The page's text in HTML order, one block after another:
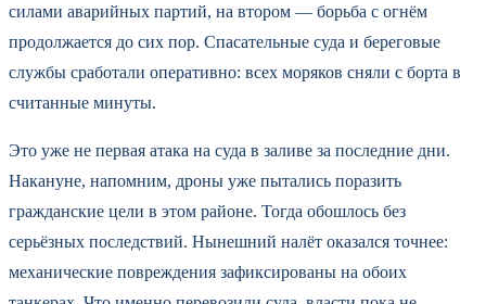
силами аварийных партий, на втором — борьба с огнём
продолжается до сих пор. Спасательные суда и береговые
службы сработали оперативно: всех моряков сняли с борта в
считанные минуты.
Это уже не первая атака на суда в заливе за последние дни.
Накануне, напомним, дроны уже пытались поразить
гражданские цели в этом районе. Тогда обошлось без
серьёзных последствий. Нынешний налёт оказался точнее:
механические повреждения зафиксированы на обоих